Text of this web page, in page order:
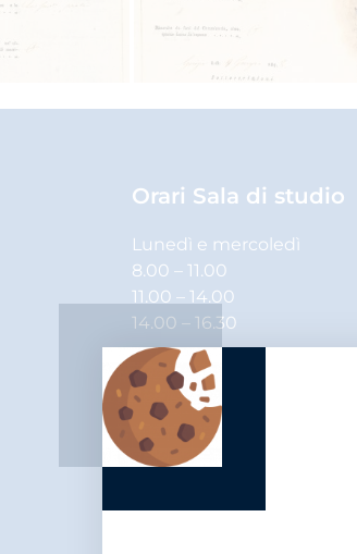
Orari Sala di studio
Lunedì e mercoledì
8.00 – 11.00
11.00 – 14.00
14.00 – 16.30
Martedì, giovedì e venerdì
8.00 – 11.00
11.00 – 14.00